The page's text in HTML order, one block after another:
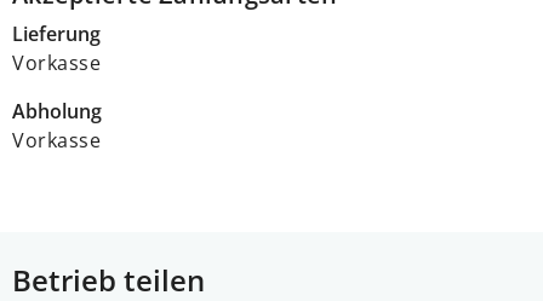
Lieferung
Vorkasse
Abholung
Vorkasse
Betrieb teilen